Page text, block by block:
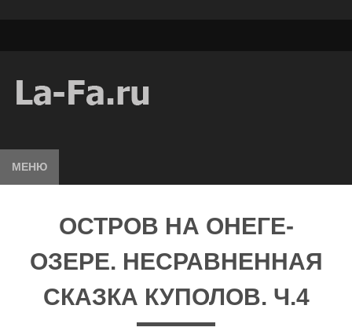
МЕНЮ
ОСТРОВ НА ОНЕГЕ-
ОЗЕРЕ. НЕСРАВНЕННАЯ
СКАЗКА КУПОЛОВ. Ч.4